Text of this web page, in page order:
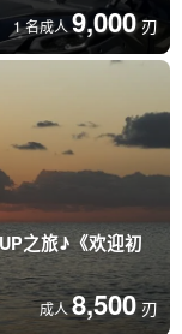
1 名成人 9,000 刃
之旅♪《欢迎初
成人8,500 刃